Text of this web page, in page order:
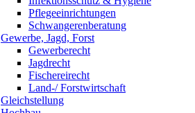
Pflegeeinrichtungen
Schwangerenberatung
Gewerbe, Jagd, Forst
Gewerberecht
Jagdrecht
Fischereirecht
Land-/ Forstwirtschaft
Gleichstellung